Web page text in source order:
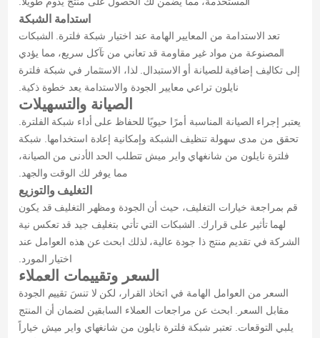
استدامة الشبكة
تعد الاستدامة من المعايير الهامة عند اختيار شبكة فلترة. الشبكات
المصنوعة من مواد غير مقاومة قد تعاني من تآكل سريع، مما يؤدي
إلى تكاليف إضافية للصيانة أو الاستبدال. لذا، الاستثمار في شبكة فلترة
نايلون تراعي معايير الجودة والاستدامة يعد خطوة ذكية.
الصيانة والتسهيلات
يعتبر إجراء الصيانة المناسبة أمرًا حيويًا للحفاظ على أداء شبكة الفلترة.
تحقق من مدى سهولة تنظيف الشبكة وإمكانية إعادة استخدامها. شبكة
فلترة نايلون من شانغهاي واير ميش تتطلب الحد الأدنى من الصيانة،
مما يوفر لك الوقت والجهد.
التغليف والتوزيع
قم بمراجعة خيارات التغليف، حيث أن الجودة ومظهر التغليف قد يكون
لهما تأثير على قرارك. الشبكات التي تأتي بتغليف جيد قد تعكس نية
الشركة في تقديم منتج ذا جودة عالية، لذلك ابحث عن هذه العوامل عند
اختيار المورد.
السعر وتقييمات العملاء
السعر من العوامل الهامة في اتخاذ القرار، لكن لا تنسَ تقييم الجودة
مقابل السعر. ابحث عن مراجعات العملاء السابقين لضمان أن المنتج
يلبي التوقعات. تعتبر شبكة فلترة نايلون من شانغهاي واير ميش خياراً